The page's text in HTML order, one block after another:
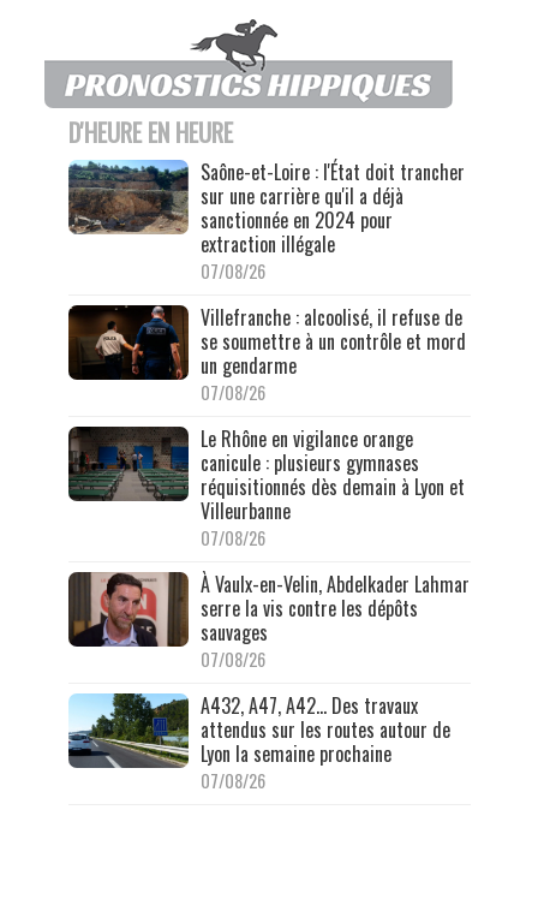
D'HEURE EN HEURE
Saône-et-Loire : l'État doit trancher
sur une carrière qu'il a déjà
sanctionnée en 2024 pour
extraction illégale
07/08/26
Villefranche : alcoolisé, il refuse de
se soumettre à un contrôle et mord
un gendarme
07/08/26
Le Rhône en vigilance orange
canicule : plusieurs gymnases
réquisitionnés dès demain à Lyon et
Villeurbanne
07/08/26
À Vaulx-en-Velin, Abdelkader Lahmar
serre la vis contre les dépôts
sauvages
07/08/26
A432, A47, A42… Des travaux
attendus sur les routes autour de
Lyon la semaine prochaine
07/08/26